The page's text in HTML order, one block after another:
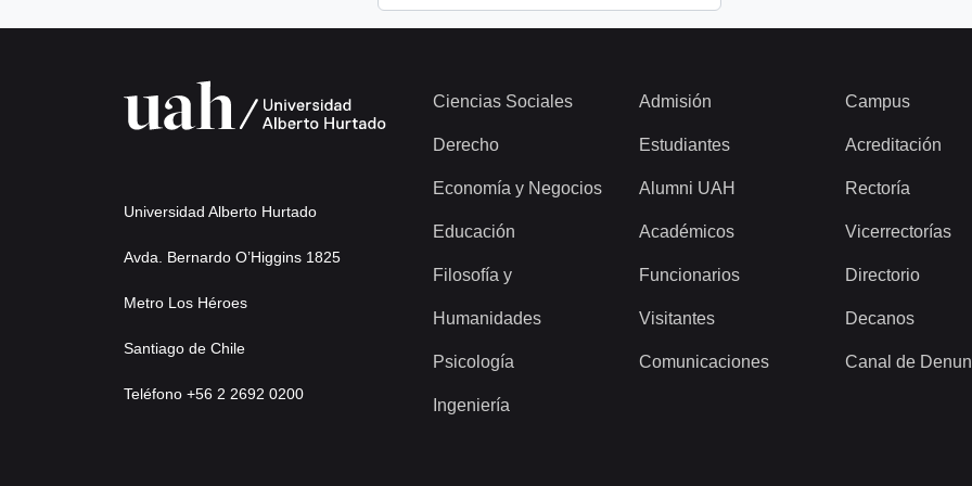
Universidad Alberto Hurtado
Avda. Bernardo O’Higgins 1825
Metro Los Héroes
Santiago de Chile
Teléfono +56 2 2692 0200
Ciencias Sociales
Derecho
Economía y Negocios
Educación
Filosofía y
Humanidades
Psicología
Ingeniería
Admisión
Estudiantes
Alumni UAH
Académicos
Funcionarios
Visitantes
Comunicaciones
Campus
Acreditación
Rectoría
Vicerrectorías
Directorio
Decanos
Canal de